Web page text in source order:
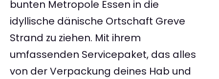
bunten Metropole Essen in die
idyllische dänische Ortschaft Greve
Strand zu ziehen. Mit ihrem
umfassenden Servicepaket, das alles
von der Verpackung deines Hab und